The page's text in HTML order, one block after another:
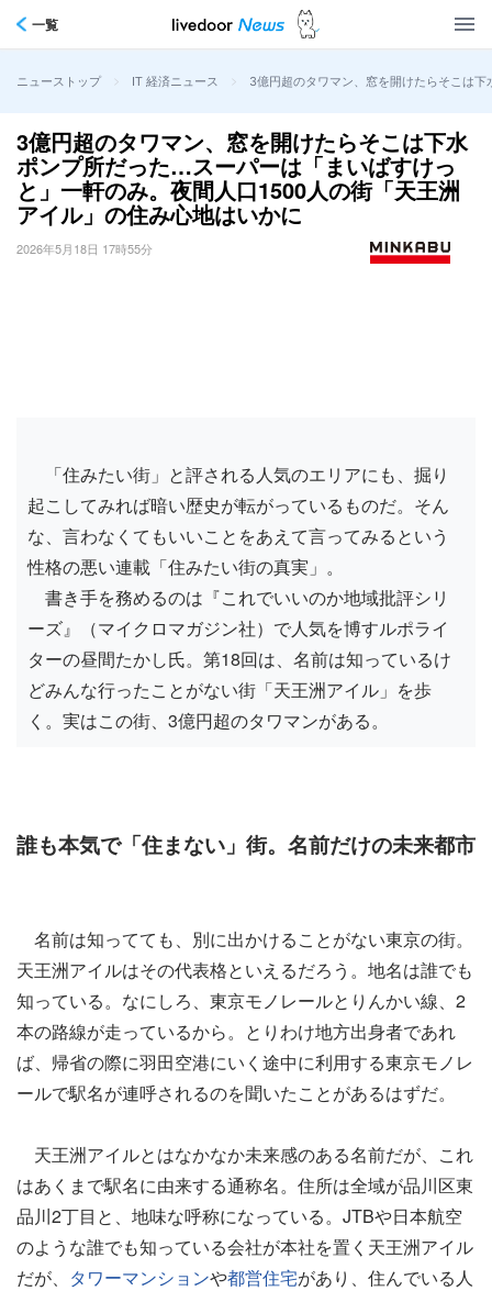
一覧
ニューストップ > IT 経済ニュース > 3億円超のタワマン、窓を開けたらそこは
3億円超のタワマン、窓を開けたらそこは下水
ポンプ所だった…スーパーは「まいばすけっ
と」一軒のみ。夜間人口1500人の街「天王洲
アイル」の住み心地はいかに
2026年5月18日 17時55分
「住みたい街」と評される人気のエリアにも、掘り
起こしてみれば暗い歴史が転がっているものだ。そん
な、言わなくてもいいことをあえて言ってみるという
性格の悪い連載「住みたい街の真実」。
書き手を務めるのは『これでいいのか地域批評シリ
ーズ』（マイクロマガジン社）で人気を博すルポライ
ターの昼間たかし氏。第18回は、名前は知っているけ
どみんな行ったことがない街「天王洲アイル」を歩
く。実はこの街、3億円超のタワマンがある。
誰も本気で「住まない」街。名前だけの未来都市
名前は知ってても、別に出かけることがない東京の街。
天王洲アイルはその代表格といえるだろう。地名は誰でも
知っている。なにしろ、東京モノレールとりんかい線、2
本の路線が走っているから。とりわけ地方出身者であれ
ば、帰省の際に羽田空港にいく途中に利用する東京モノレ
ールで駅名が連呼されるのを聞いたことがあるはずだ。
天王洲アイルとはなかなか未来感のある名前だが、これ
はあくまで駅名に由来する通称名。住所は全域が品川区東
品川2丁目と、地味な呼称になっている。JTBや日本航空
のような誰でも知っている会社が本社を置く天王洲アイル
だが、 タワーマンションや都営住宅があり、住んでいる人